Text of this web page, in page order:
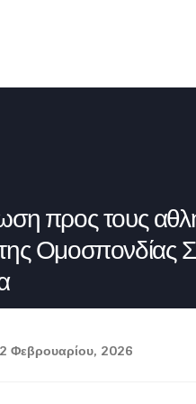
προς τους
Φεβρουαρίου, 2026